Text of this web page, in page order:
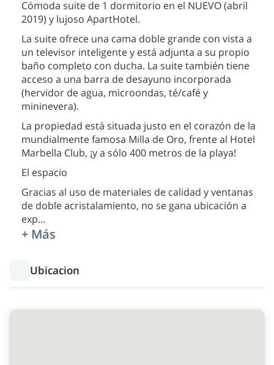
Cómoda suite de 1 dormitorio en el NUEVO (abril
2019) y lujoso ApartHotel.
La suite ofrece una cama doble grande con vista a
un televisor inteligente y está adjunta a su propio
baño completo con ducha. La suite también tiene
acceso a una barra de desayuno incorporada
(hervidor de agua, microondas, té/café y
mininevera).
La propiedad está situada justo en el corazón de la
mundialmente famosa Milla de Oro, frente al Hotel
Marbella Club, ¡y a sólo 400 metros de la playa!
El espacio
Gracias al uso de materiales de calidad y ventanas
de doble acristalamiento, no se gana ubicación a
exp...
+ Más
Ubicacion